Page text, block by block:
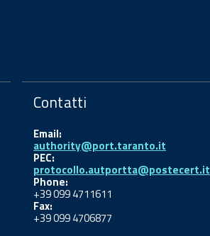
Contatti
Email:
authority@port.taranto.it
PEC:
protocollo.autportta@postecert.it
Phone:
+39 099 4711611
Fax:
+39 099 4706877